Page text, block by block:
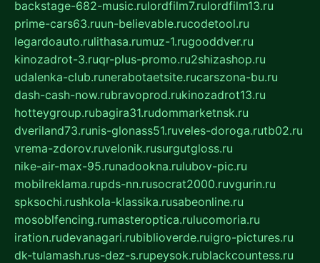
backstage-682-music.rulordfilm7.rulordfilm13.ru
prime-cars63.ruun-believable.rucodetool.ru
legardoauto.rulithasa.rumuz-1.rugooddver.ru
kinozadrot-3.ruqr-plus-promo.ru2shizashop.ru
udalenka-club.runerabotaetsite.rucarszona-bu.ru
dash-cash-now.rubravoprod.rukinozadrot13.ru
hotteygroup.rubagira31.rudommarketnsk.ru
dveriland73.runis-glonass51.ruveles-doroga.rutb02.ru
vrema-zdorov.ruvelonik.rusurgutgloss.ru
nike-air-max-95.runadookna.rulubov-pic.ru
mobilreklama.rupds-nn.rusocrat2000.ruvgurin.ru
spksochi.rushkola-klassika.rusabeonline.ru
mosoblfencing.rumasteroptica.rulucomoria.ru
iration.rudevanagari.rubiblioverde.ruigro-pictures.ru
dk-tulamash.rus-dez-s.rupeysok.rublackcountess.ru